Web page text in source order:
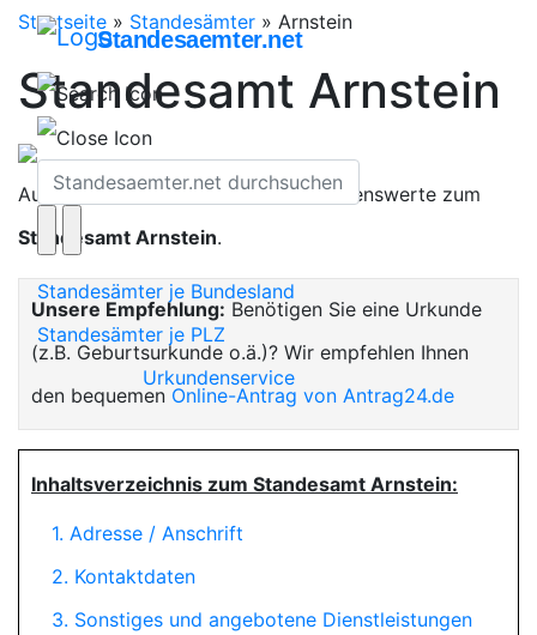
Standesaemter.net
Standesämter je Bundesland
Standesämter je PLZ
Urkundenservice
Startseite » Standesämter » Arnstein
Standesamt Arnstein
Auf dieser Seite finden Sie alles Wissenswerte zum
Standesamt Arnstein.
Unsere Empfehlung: Benötigen Sie eine Urkunde
(z.B. Geburtsurkunde o.ä.)? Wir empfehlen Ihnen
den bequemen Online-Antrag von Antrag24.de
Inhaltsverzeichnis zum Standesamt Arnstein:
1. Adresse / Anschrift
2. Kontaktdaten
3. Sonstiges und angebotene Dienstleistungen